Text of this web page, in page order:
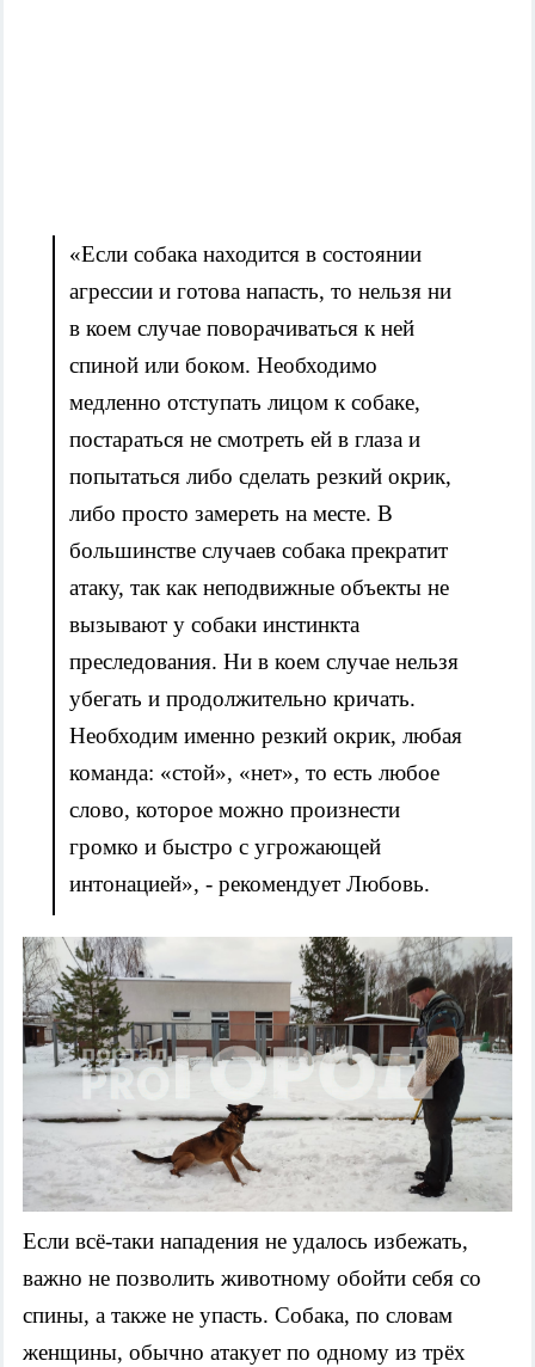
«Если собака находится в состоянии
агрессии и готова напасть, то нельзя ни
в коем случае поворачиваться к ней
спиной или боком. Необходимо
медленно отступать лицом к собаке,
постараться не смотреть ей в глаза и
попытаться либо сделать резкий окрик,
либо просто замереть на месте. В
большинстве случаев собака прекратит
атаку, так как неподвижные объекты не
вызывают у собаки инстинкта
преследования. Ни в коем случае нельзя
убегать и продолжительно кричать.
Необходим именно резкий окрик, любая
команда: «стой», «нет», то есть любое
слово, которое можно произнести
громко и быстро с угрожающей
интонацией», - рекомендует Любовь.
Если всё-таки нападения не удалось избежать,
важно не позволить животному обойти себя со
спины, а также не упасть. Собака, по словам
женщины, обычно атакует по одному из трёх